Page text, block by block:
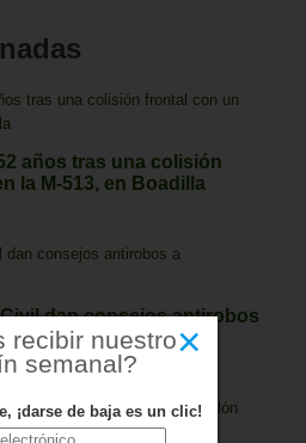
años tras una colisión
la M-513, en Boadilla
dan consejos antirobos
×
recibir nuestro
semanal?
¡darse de baja es un clic!